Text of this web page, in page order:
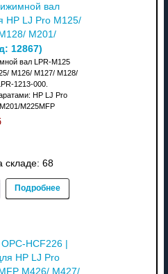
вал
HP LJ Pro M125/
M201/
12867)
вал LPR-M125
M126/ M127/ M128/
1213-000.
НР LJ Pro
M225MFP
складе: 68
Подробнее
HCF226 |
HP LJ Pro
M426/ M427/